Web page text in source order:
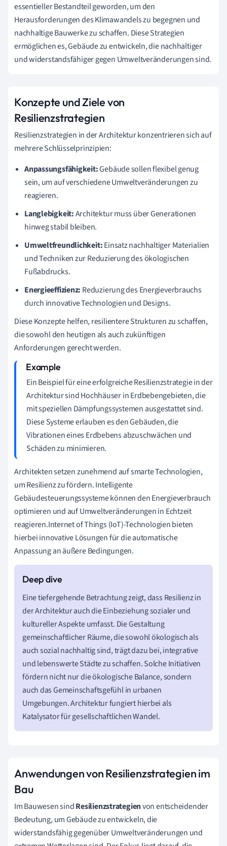
essentieller Bestandteil geworden, um den
Herausforderungen des Klimawandels zu begegnen und
nachhaltige Bauwerke zu schaffen. Diese Strategien
ermöglichen es, Gebäude zu entwickeln, die nachhaltiger
und widerstandsfähiger gegen Umweltveränderungen sind.
Konzepte und Ziele von
Resilienzstrategien
Resilienzstrategien in der Architektur konzentrieren sich auf
mehrere Schlüsselprinzipien:
Anpassungsfähigkeit:Gebäude sollen flexibel genug
sein, um auf verschiedene Umweltveränderungen zu
reagieren.
Langlebigkeit:Architektur muss über Generationen
hinweg stabil bleiben.
Umweltfreundlichkeit:Einsatz nachhaltiger Materialien
und Techniken zur Reduzierung des ökologischen
Fußabdrucks.
Energieeffizienz: Reduzierung des Energieverbrauchs
durch innovative Technologien und Designs.
Diese Konzepte helfen, resilientere Strukturen zu schaffen,
die sowohl den heutigen als auch zukünftigen
Anforderungen gerecht werden.
Ein Beispiel für eine erfolgreiche Resilienzstrategie in der
Architektur sind Hochhäuser in Erdbebengebieten, die
mit speziellen Dämpfungssystemen ausgestattet sind.
Diese Systeme erlauben es den Gebäuden, die
Vibrationen eines Erdbebens abzuschwächen und
Schäden zu minimieren.
Architekten setzen zunehmend auf smarte Technologien,
um Resilienz zu fördern. Intelligente
Gebäudesteuerungssysteme können den Energieverbrauch
optimieren und auf Umweltveränderungen in Echtzeit
reagieren.Internet of Things (IoT)-Technologien bieten
hierbei innovative Lösungen für die automatische
Anpassung an äußere Bedingungen.
Eine tiefergehende Betrachtung zeigt, dass Resilienz in
der Architektur auch die Einbeziehung sozialer und
kultureller Aspekte umfasst. Die Gestaltung
gemeinschaftlicher Räume, die sowohl ökologisch als
auch sozial nachhaltig sind, trägt dazu bei, integrative
und lebenswerte Städte zu schaffen. Solche Initiativen
fördern nicht nur die ökologische Balance, sondern
auch das Gemeinschaftsgefühl in urbanen
Umgebungen. Architektur fungiert hierbei als
Katalysator für gesellschaftlichen Wandel.
Anwendungen von Resilienzstrategien im
Bau
Im Bauwesen sindResilienzstrategienvon entscheidender
Bedeutung, um Gebäude zu entwickeln, die
widerstandsfähig gegenüber Umweltveränderungen und